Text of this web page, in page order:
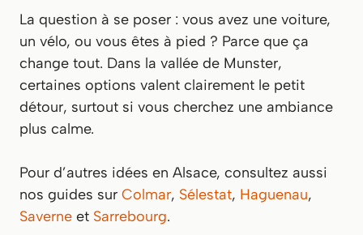
La question à se poser : vous avez une voiture,
un vélo, ou vous êtes à pied ? Parce que ça
change tout. Dans la vallée de Munster,
certaines options valent clairement le petit
détour, surtout si vous cherchez une ambiance
plus calme.
Pour d’autres idées en Alsace, consultez aussi
nos guides sur Colmar, Sélestat, Haguenau,
Saverne et Sarrebourg.